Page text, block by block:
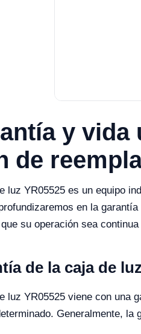
y vida
de
luz YR05525 es un equipo
en la
su operación sea
de la caja de
luz YR05525 viene con una
Generalmente, la